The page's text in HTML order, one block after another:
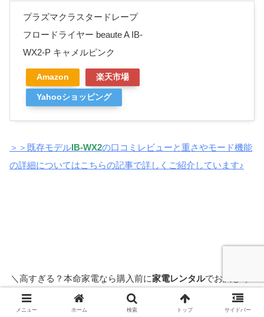
プラズマクラスタードレープ
フロードライヤー beaute A IB-
WX2-P キャメルピンク
Amazon 楽天市場
Yahooショッピング
＞＞既存モデルIB-WX2の口コミレビューと重さやモード機能
の詳細についてはこちらの記事で詳しくご紹介しています♪
＼高すぎる？本命家電なら購入前に家電レンタルでお試し♪／
家電レンタルして節約するなら＞＞＞コチラ
メニュー ホーム 検索 トップ サイドバー